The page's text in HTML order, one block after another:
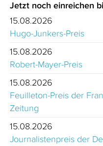
Jetzt noch einreichen
15.08.2026
Hugo-Junkers-Preis
15.08.2026
Robert-Mayer-Preis
15.08.2026
Feuilleton-Preis der
Zeitung
15.08.2026
Journalistenpreis der